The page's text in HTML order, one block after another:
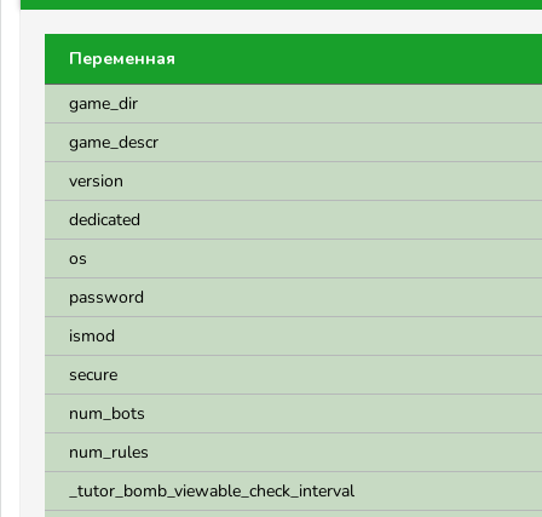
Переменная
game_dir
game_descr
version
dedicated
os
password
ismod
secure
num_bots
num_rules
_tutor_bomb_viewable_check_interval